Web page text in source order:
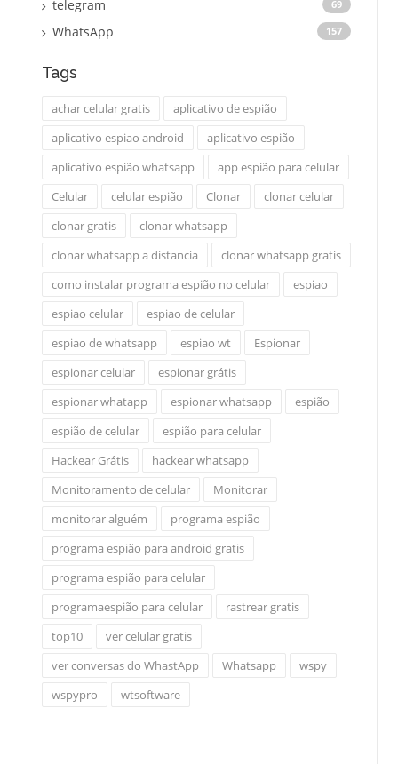
telegram 69
WhatsApp 157
Tags
achar celular gratis
aplicativo de espião
aplicativo espiao android
aplicativo espião
aplicativo espião whatsapp
app espião para celular
Celular
celular espião Clonar
clonar celular
clonar gratis
clonar whatsapp
clonar whatsapp a distancia
clonar whatsapp gratis
como instalar programa espião no celular
espiao
espiao celular
espiao de celular
espiao de whatsapp
espiao wt
Espionar
espionar celular
espionar grátis
espionar whatapp
espionar whatsapp
espião
espião de celular
espião para celular
Hackear Grátis
hackear whatsapp
Monitoramento de celular
Monitorar
monitorar alguém
programa espião
programa espião para android gratis
programa espião para celular
programaespião para celular
rastrear gratis
top10
ver celular gratis
ver conversas do WhastApp
Whatsapp
wspy
wspypro
wtsoftware